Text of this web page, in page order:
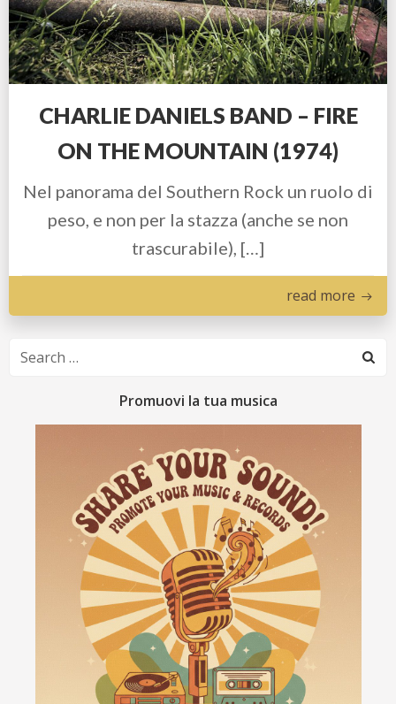
CHARLIE DANIELS BAND – FIRE
ON THE MOUNTAIN (1974)
Nel panorama del Southern Rock un ruolo di
peso, e non per la stazza (anche se non
trascurabile), […]
read more
Search
Promuovi la tua musica